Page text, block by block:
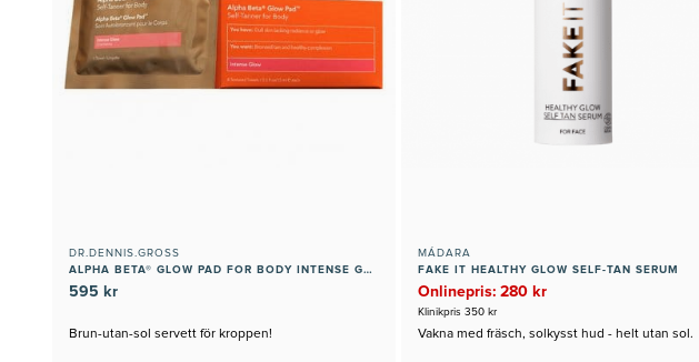
DR.DENNIS.GROSS
ALPHA BETA® GLOW PAD FOR BODY INTENSE GLOW
595 kr
Brun-utan-sol servett för kroppen!
MÁDARA
FAKE IT HEALTHY GLOW SELF-TAN SERUM
Onlinepris: 280 kr
Klinikpris 350 kr
Vakna med fräsch, solkysst hud - helt utan sol.